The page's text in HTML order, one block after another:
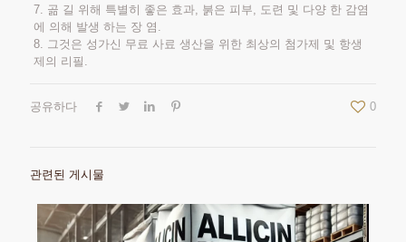
7. 곪 길 위해 특별히 좋은 효과, 붉은 피부, 도련 및 다양 한 감염
에 의해 발생 하는 장 염.
8. 그것은 성가신 무료 사료 생산을 위한 최상의 첨가제 및 항생
제의 리필.
공유하다 0
관련된 게시물